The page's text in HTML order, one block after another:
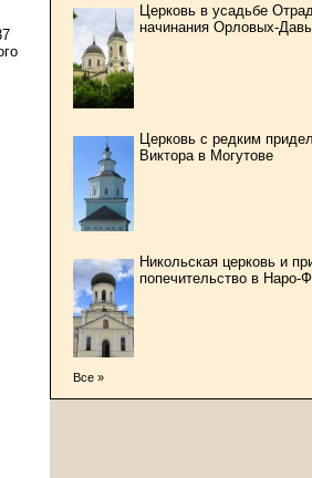
Церковь в усадьбе
начинания Орловых-
Церковь с редким
Виктора в Могутове
Никольская церковь и
попечительство в Наро-
Все »